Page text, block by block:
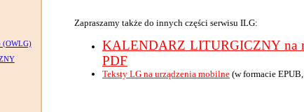
(OWLG)
Zapraszamy także do innych części serwisu ILG:
KALENDARZ LITURGICZNY na
PDF
Teksty LG na urządzenia mobilne (w formacie